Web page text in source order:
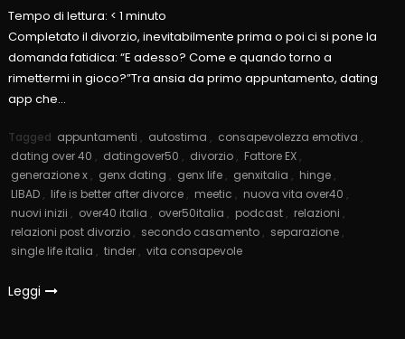
Tempo di lettura: < 1 minuto
Completato il divorzio, inevitabilmente prima o poi ci si pone la
domanda fatidica: “E adesso? Come e quando torno a
rimettermi in gioco?”Tra ansia da primo appuntamento, dating
app che…
Tagged appuntamenti , autostima , consapevolezza emotiva ,
dating over 40 , datingover50 , divorzio , Fattore EX ,
generazione x , genx dating , genx life , genxitalia , hinge ,
LIBAD , life is better after divorce , meetic , nuova vita over40 ,
nuovi inizii , over40 italia , over50italia , podcast , relazioni ,
relazioni post divorzio , secondo casamento , separazione ,
single life italia , tinder , vita consapevole
Leggi